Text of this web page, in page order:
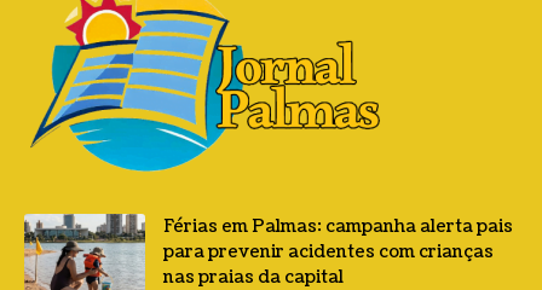
Férias em Palmas: campanha alerta pais
para prevenir acidentes com crianças
nas praias da capital